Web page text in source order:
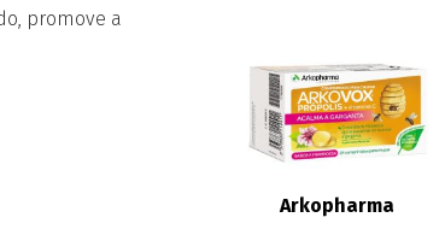
promove a
Arkopharma